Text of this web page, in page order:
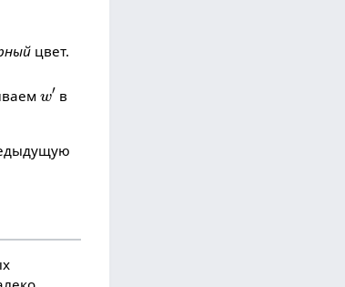
цвет.
′
в